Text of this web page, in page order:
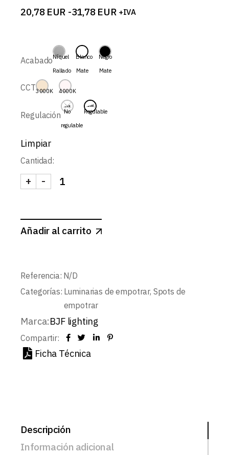
20,78 EUR -31,78 EUR
Rango
20,78 EUR
hasta
31,78 EUR
+IVA
AcabadoNíquel
Rallado
Blanco
Mate
Negro
Mate
CCT3000K 4000K
Regulación No
regulable
Regulable
Limpiar
Cantidad:
PIXEL-SPOT MINI FIJO CONCAVO 3W cantidad
-
+
Añadir al carrito
Referencia: N/D
Categorías: Luminarias de empotrar, Spots de
empotrar
Marca:BJF lighting
Compartir:
Ficha Técnica
Descripción
Información adicional